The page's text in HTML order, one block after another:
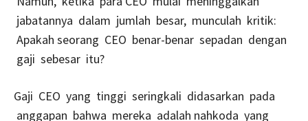
jabatannya dalam jumlah besar, munculah kritik:
Apakah seorang CEO benar-benar sepadan dengan
gaji sebesar itu?
Gaji CEO yang tinggi seringkali didasarkan pada
anggapan bahwa mereka adalah nahkoda yang